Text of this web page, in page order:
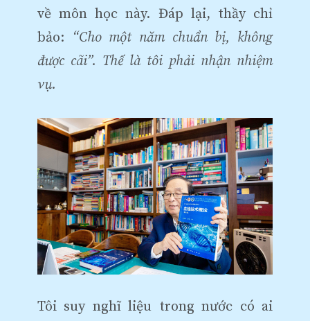
về môn học này. Đáp lại, thầy chỉ
bảo: “Cho một năm chuẩn bị, không
được cãi”. Thế là tôi phải nhận nhiệm
vụ.
Tôi suy nghĩ liệu trong nước có ai